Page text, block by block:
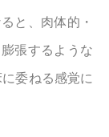
と、肉体的・
張するような
委ねる感覚に